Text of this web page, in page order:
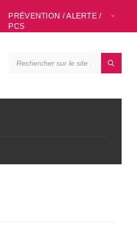
PRÉVENTION / ALERTE /
PCS